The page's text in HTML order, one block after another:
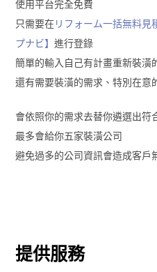
使用平台完全免費
只需要在リフォーム一括無料見
プナビ】 進行登錄
簡單的輸入自己有計畫重新裝潢
還有需要裝潢的需求、特別在意
會依照你的需求去替你遴選出符
最多會給你五家裝潢公司
避免過多的公司資訊會造成客戶
提供服務